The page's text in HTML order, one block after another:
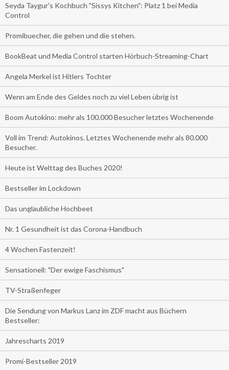
Seyda Taygur's Kochbuch "Sissys Kitchen": Platz 1 bei Media
Control
Promibuecher, die gehen und die stehen.
BookBeat und Media Control starten Hörbuch-Streaming-Chart
Angela Merkel ist Hitlers Tochter
Wenn am Ende des Geldes noch zu viel Leben übrig ist
Boom Autokino: mehr als 100.000 Besucher letztes Wochenende
Voll im Trend: Autokinos. Letztes Wochenende mehr als 80.000
Besucher.
Heute ist Welttag des Buches 2020!
Bestseller im Lockdown
Das unglaubliche Hochbeet
Nr. 1 Gesundheit ist das Corona-Handbuch
4 Wochen Fastenzeit!
Sensationell: "Der ewige Faschismus"
TV-Straßenfeger
Die Sendung von Markus Lanz im ZDF macht aus Büchern
Bestseller:
Jahrescharts 2019
Promi-Bestseller 2019